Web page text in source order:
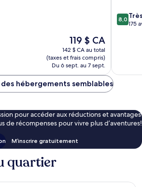
Le
prix
est
de
119 $ CA
119 $ CA
142 $ CA au total
(taxes et frais compris)
Du 6 sept. au 7 sept.
8.0
sur
8,0
175
hébergements semblables
pour accéder aux réductions et avantages
de récompenses pour vivre plus d’aventures!
M’inscrire gratuitement
quartier